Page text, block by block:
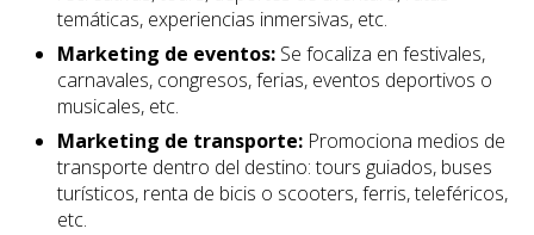
temáticas, experiencias inmersivas, etc.
Marketing de eventos: Se focaliza en festivales,
carnavales, congresos, ferias, eventos deportivos o
musicales, etc.
Marketing de transporte: Promociona medios de
transporte dentro del destino: tours guiados, buses
turísticos, renta de bicis o scooters, ferris, teleféricos,
etc.